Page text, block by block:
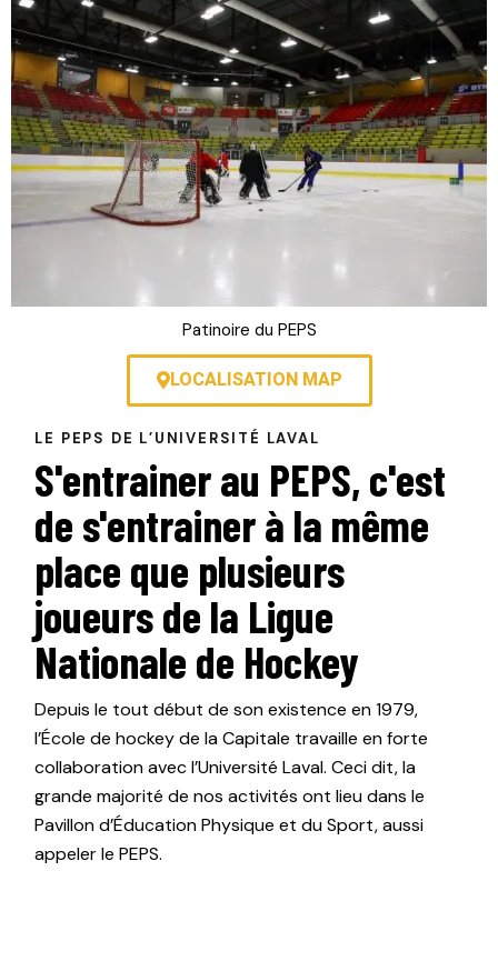
Patinoire du PEPS
LOCALISATION MAP
LE PEPS DE L’UNIVERSITÉ LAVAL
S'entrainer au PEPS, c'est
de s'entrainer à la même
place que plusieurs
joueurs de la Ligue
Nationale de Hockey
Depuis le tout début de son existence en 1979,
l’École de hockey de la Capitale travaille en forte
collaboration avec l’Université Laval. Ceci dit, la
grande majorité de nos activités ont lieu dans le
Pavillon d’Éducation Physique et du Sport, aussi
appeler le PEPS.